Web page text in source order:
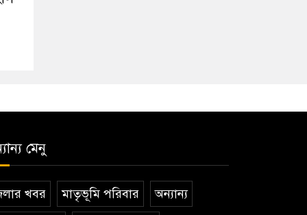
মেনু
খবর মাতৃভূমি পরিবার অন্যান্য